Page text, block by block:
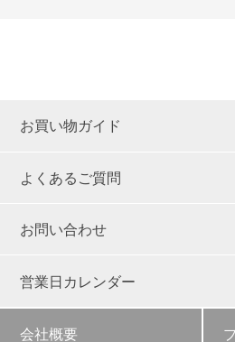
お買い物ガイド
よくあるご質問
お問い合わせ
営業日カレンダー
会社概要